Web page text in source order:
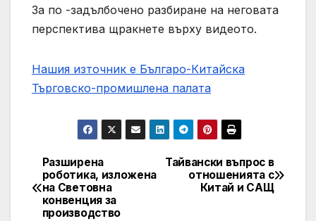
За по -задълбочено разбиране на неговата
перспектива щракнете върху видеото.
Нашия източник е Българо-Китайска
Търговско-промишлена палaта
Post
navigation
Тайвански въпрос в
отношенията с
Китай и САЩ
Разширена
роботика, изложена
на Световна
конвенция за
производство